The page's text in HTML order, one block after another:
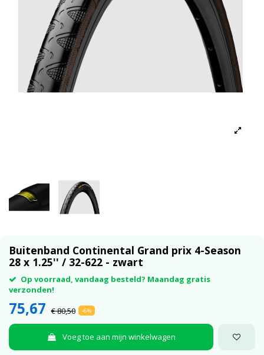
Buitenband Continental Grand prix 4-Season
28 x 1.25'' / 32-622 - zwart
Op voorraad, vandaag besteld? Maandag gratis
verzonden!
75,67 € 80,50 -6%
Voeg toe aan mijn winkelwagen